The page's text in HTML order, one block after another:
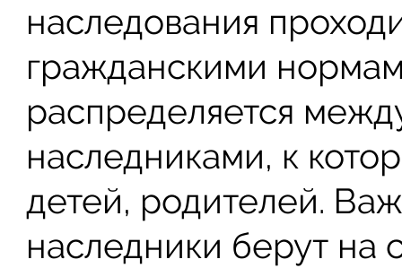
наследования
гражданскими
распределяется
наследниками, к
детей, родителей.
наследники берут на